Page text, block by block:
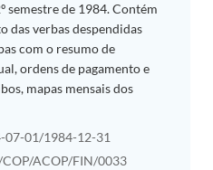
semestre de 1984. Contém
das verbas despendidas
com o resumo de
ordens de pagamento e
mapas mensais dos
07-01/1984-12-31
COP/ACOP/FIN/0033